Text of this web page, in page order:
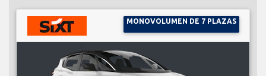
MONOVOLUMEN DE 7 PLAZAS